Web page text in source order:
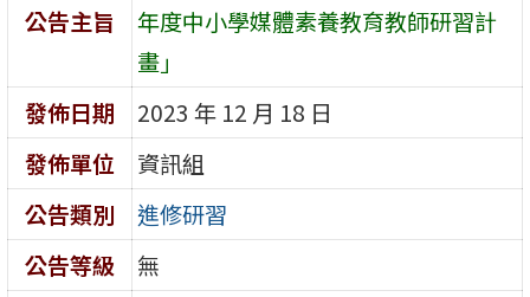
公告主旨
年度中小學媒體素養教育教師研習計
畫」
發佈日期
2023 年 12 月 18 日
發佈單位
資訊組
公告類別
進修研習
公告等級
無